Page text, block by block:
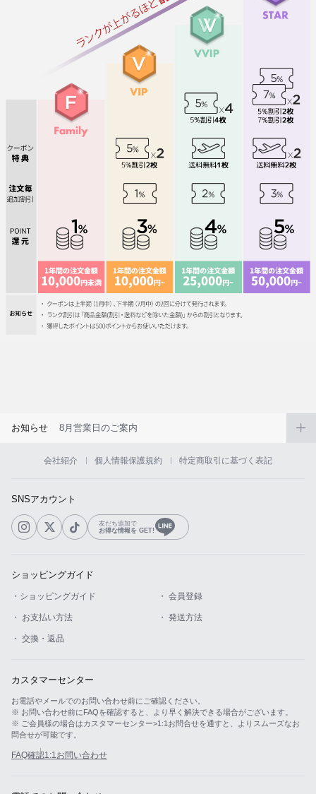
お知らせ 8月営業日のご案内
会社紹介 個人情報保護規約 特定商取引に基づく表記
SNSアカウント
友だち追加で
お得な情報を GET!
ショッピングガイド
・ショッピングガイド ・ 会員登録
・ お支払い方法 ・ 発送方法
・ 交換・返品
カスタマーセンター
お電話やメールでのお問い合わせ前にご確認ください。
※ お問い合わせ前にFAQを確認すると、より早く解決できる場合がございます。
※ ご会員様の場合はカスタマーセンター>1:1お問合せを通すと、よりスムーズなお
問合せが可能です。
FAQ確認1:1お問い合わせ